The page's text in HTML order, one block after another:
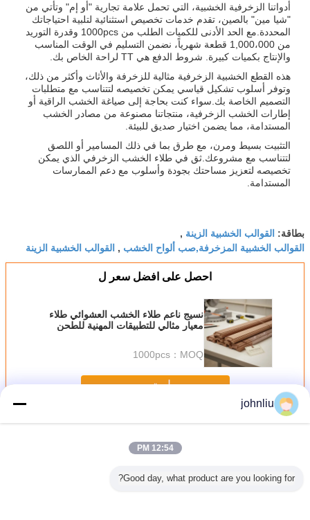
أدواتنا الزخرفية الخشبية، التي تحمل علامة تجارية "أو إم" وتأتي من
"شيا مين" بالصين، تقدم خدمات تخصيص استثنائية لتلبية احتياجاتك
المحددة.مع الحد الأدنى للكميات الطلب من 1000pcs وقدرة التوريد
من 1,000،000 قطعة شهرياً، نضمن التسليم في الوقت المناسب
والإنتاج بكميات كبيرة. شروط الدفع هي TT لراحة الخاص بك.
هذه القطع الخشبية الزخرفية مثالية للزخرفة والأثاث وأكثر من ذلك،
وتوفر أسلوب تشكيل قياسي يمكن تخصيصه لتتناسب مع متطلبات
التصميم الخاصة بك.سواء كنت بحاجة إلى صياغة الخشب الراقية أو
إطارات الخشب الزخرفية، منتجاتنا مصنوعة من مصادر الخشب
المستدامة، مما يضمن اختيار صديق للبيئة.
التثبيت بسيط ومرن، مع طرق بما في ذلك المسامير أو اللصق
لتتناسب مع مشروعك.ثق في طلاء الخشب الزخرفي الذي يمكن
تخصيصه لتعزيز مساحتك بجودة وأسلوب مع دعم الممارسات
المستدامة.
بطاقة: القوالب الخشبية الزينة ,
القوالب الخشبية المزخرفة,صب ألواح الخشب , القوالب الخشبية الزينة
احصل على افضل سعر ل
نسيج ناعم طلاء الخشب العشوائي طلاء
معيار مثالي للتطبيقات المهنية للطحن
MOQ：
1000pcs
استمر
أكثرالقوالب الخشبية المزخرفة
johnliu
12:54 PM
Good day, what product are you looking for?